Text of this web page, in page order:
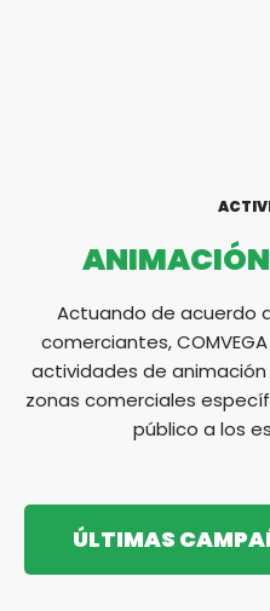
Actuando de acuerdo
comerciantes,
actividades de
zonas comerciales
público a los
ÚLTIMAS